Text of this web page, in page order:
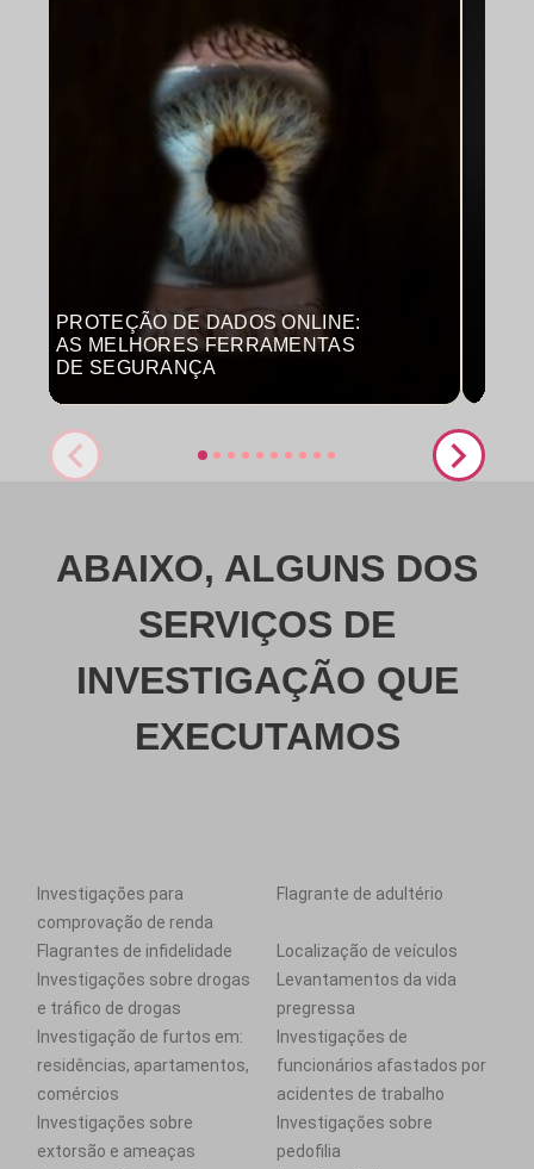
PROTEÇÃO DE DADOS ONLINE:
AS MELHORES FERRAMENTAS
DE SEGURANÇA
ABAIXO, ALGUNS DOS
SERVIÇOS DE
INVESTIGAÇÃO QUE
EXECUTAMOS
Investigações para
comprovação de renda
Flagrante de adultério
Flagrantes de infidelidade
Localização de veículos
Investigações sobre drogas
e tráfico de drogas
Levantamentos da vida
pregressa
Investigação de furtos em:
residências, apartamentos,
comércios
Investigações de
funcionários afastados por
acidentes de trabalho
Investigações sobre
extorsão e ameaças
Investigações sobre
pedofilia